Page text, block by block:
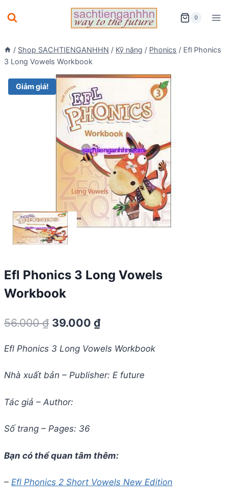
to
0
/ Shop SACHTIENGANHHN / Kỹ năng / Phonics / Efl Phonics
3 Long Vowels Workbook
Giảm giá!
Efl Phonics 3 Long Vowels
Workbook
56.000₫ Giá
là:
56.000 ₫.
39.000 ₫Giá
tại
là:
Efl Phonics 3 Long Vowels Workbook
Nhà xuất bản – Publisher: E future
Tác giả – Author:
Số trang – Pages: 36
Bạn có thể quan tâm thêm:
– Efl Phonics 2 Short Vowels New Edition